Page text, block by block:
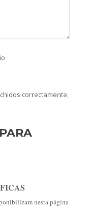
correctamente,
nesta página